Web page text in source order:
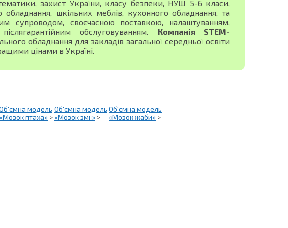
захист України, класу безпеки, НУШ 5-6 класи,
шкільних меблів, кухонного обладнання, та
супроводом, своєчасною поставкою, налаштуванням,
обслуговуванням. Компанія STEM-
обладнання для закладів загальної середньої освіти
цінами в Україні.
Об'ємна модель
«Мозок птаха» >
Об'ємна модель
«Мозок змії» >
Об'ємна модель
«Мозок жаби» >